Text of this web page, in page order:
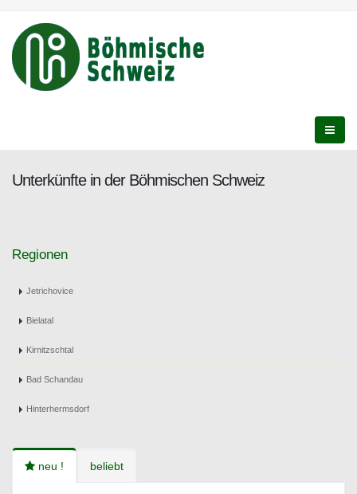
Unterkünfte in der Böhmischen Schweiz
Regionen
Jetrichovice
Bielatal
Kirnitzschtal
Bad Schandau
Hinterhermsdorf
neu ! beliebt